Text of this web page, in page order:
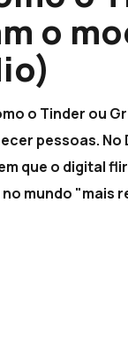
o
o Tinder ou
pessoas. No
que o digital
mundo "mais